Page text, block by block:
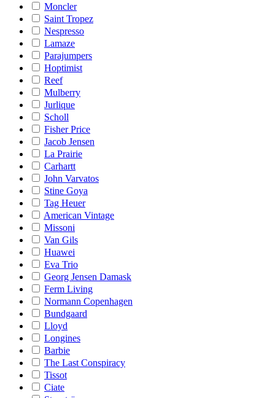
Moncler
Saint Tropez
Nespresso
Lamaze
Parajumpers
Hoptimist
Reef
Mulberry
Jurlique
Scholl
Fisher Price
Jacob Jensen
La Prairie
Carhartt
John Varvatos
Stine Goya
Tag Heuer
American Vintage
Missoni
Van Gils
Huawei
Eva Trio
Georg Jensen Damask
Ferm Living
Normann Copenhagen
Bundgaard
Lloyd
Longines
Barbie
The Last Conspiracy
Tissot
Ciate